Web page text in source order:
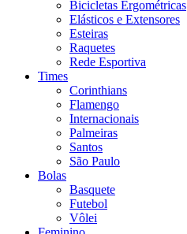
Bicicletas Ergométricas
Elásticos e Extensores
Esteiras
Raquetes
Rede Esportiva
Times
Corinthians
Flamengo
Internacionais
Palmeiras
Santos
São Paulo
Bolas
Basquete
Futebol
Vôlei